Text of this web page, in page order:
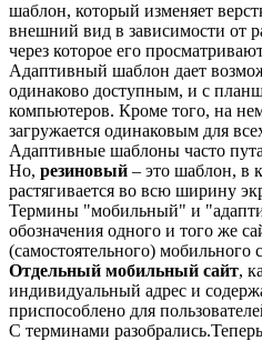
шаблон, который изменяет
внешний вид в зависимости от
через которое его
Адаптивный шаблон дает
одинаково доступным, и с
компьютеров. Кроме того, на
загружается одинаковым для
Адаптивные шаблоны часто
Но, резиновый – это шаблон, в
растягивается во всю ширину
Термины "мобильный" и
обозначения одного и того же
(самостоятельного) мобильного
Отдельный мобильный сайт,
индивидуальный адрес и
приспособлено для
С терминами